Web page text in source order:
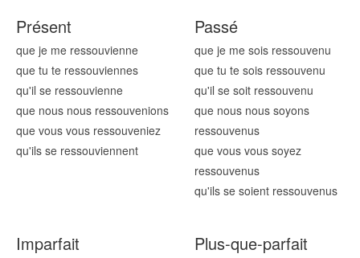
Présent
que je me ressouvienne
que tu te ressouviennes
qu'il se ressouvienne
que nous nous ressouvenions
que vous vous ressouveniez
qu'ils se ressouviennent
Passé
que je me sois ressouvenu
que tu te sois ressouvenu
qu'il se soit ressouvenu
que nous nous soyons
ressouvenus
que vous vous soyez
ressouvenus
qu'ils se soient ressouvenus
Imparfait Plus-que-parfait